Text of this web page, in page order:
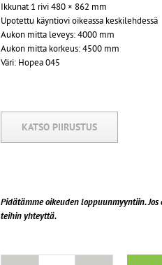
Ikkunat 1 rivi 480 × 862 mm
Upotettu käyntiovi oikeassa keskilehdessä
Aukon mitta leveys: 4000 mm
Aukon mitta korkeus: 4500 mm
Väri: Hopea 045
KATSO PIIRUSTUS
Pidätämme oikeuden loppuunmyyntiin.
teihin yhteyttä.